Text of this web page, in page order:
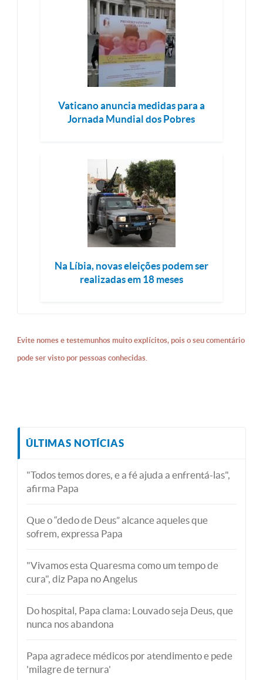
Vaticano anuncia medidas para a
Jornada Mundial dos Pobres
Na Líbia, novas eleições podem ser
realizadas em 18 meses
Evite nomes e testemunhos muito explícitos, pois o seu comentário
pode ser visto por pessoas conhecidas.
ÚLTIMAS NOTÍCIAS
"Todos temos dores, e a fé ajuda a enfrentá-las",
afirma Papa
Que o “dedo de Deus” alcance aqueles que
sofrem, expressa Papa
"Vivamos esta Quaresma como um tempo de
cura", diz Papa no Angelus
Do hospital, Papa clama: Louvado seja Deus, que
nunca nos abandona
Papa agradece médicos por atendimento e pede
'milagre de ternura'